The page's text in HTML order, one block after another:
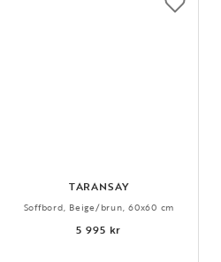
TARANSAY
Soffbord, Beige/brun, 60x60 cm
5 995 kr